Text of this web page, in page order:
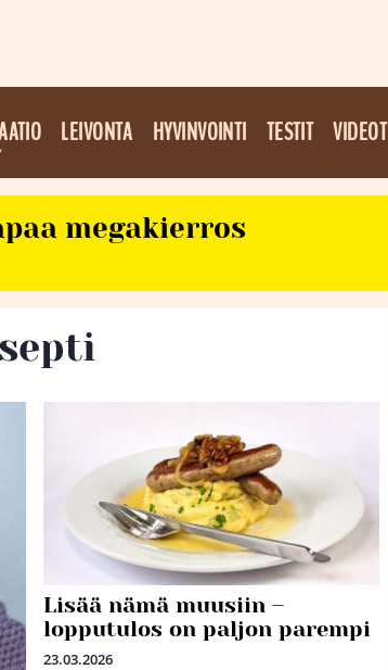
LEIVONTA HYVINVOINTI TESTIT VIDEOT
megakierros
Lisää nämä muusiin –
lopputulos on paljon parempi
23.03.2026